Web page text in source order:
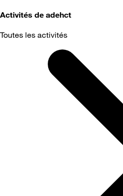
Activités de adehct
Toutes les activités